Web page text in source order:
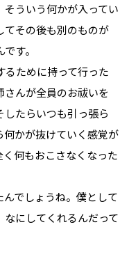
ういう何かが入ってい
てその後も別のものが
す。
るために持って行った
んが全員のお祓いを
したらいつも引っ張ら
かが抜けていく感覚が
何もおこさなくなった
でしょうね。僕として
にしてくれるんだって